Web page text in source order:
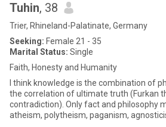
Tuhin, 38
Trier, Rhineland-Palatinate, Germany
Seeking: Female 21 - 35
Marital Status: Single
Faith, Honesty and Humanity
I think knowledge is the combination of
the correlation of ultimate truth (Furkan
contradiction). Only fact and philosophy
atheism, polytheism, paganism,